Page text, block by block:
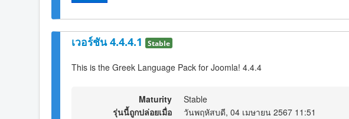
เวอร์ชัน 4.4.4.1 Stable
This is the Greek Language Pack for Joomla! 4.4.4
Maturity
Stable
รุ่นนี้ถูกปล่อยเมื่อ
วันพฤหัสบดี, 04 เมษายน 2567 11:51